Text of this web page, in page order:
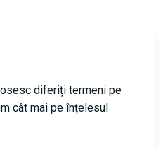
diferiți termeni pe
cât mai pe înțelesul